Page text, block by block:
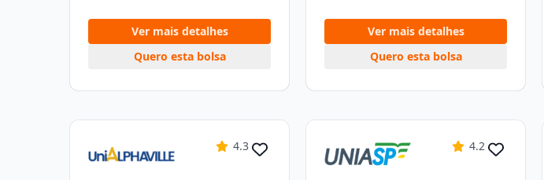
Ver mais detalhes
Quero esta bolsa
Ver mais detalhes
Quero esta bolsa
4.3 4.2